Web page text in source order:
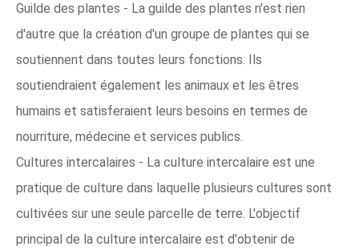
Guilde des plantes - La guilde des plantes n'est rien
d'autre que la création d'un groupe de plantes qui se
soutiennent dans toutes leurs fonctions. Ils
soutiendraient également les animaux et les êtres
humains et satisferaient leurs besoins en termes de
nourriture, médecine et services publics.
Cultures intercalaires - La culture intercalaire est une
pratique de culture dans laquelle plusieurs cultures sont
cultivées sur une seule parcelle de terre. L'objectif
principal de la culture intercalaire est d'obtenir de